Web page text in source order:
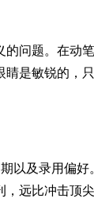
问题。在动
是敏锐的，
以及录用偏
远比冲击顶